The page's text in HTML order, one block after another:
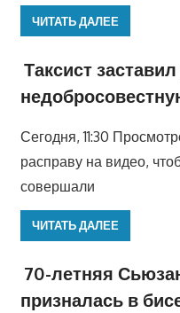
ЧИТАТЬ ДАЛЕЕ
Таксист
Сегодня, 11:30
расправу на видео,
совершали
ЧИТАТЬ ДАЛЕЕ
70-летняя
призналась в